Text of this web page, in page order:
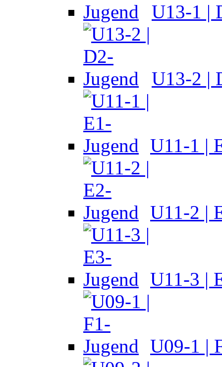
U13-1 |
U13-2 |
U11-1 |
U11-2 |
U11-3 |
U09-1 |